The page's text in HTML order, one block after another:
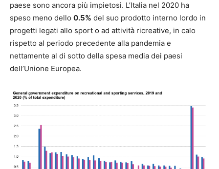
paese sono ancora più impietosi. L’Italia nel 2020 ha
speso meno dello 0.5% del suo prodotto interno lordo in
progetti legati allo sport o ad attività ricreative, in calo
rispetto al periodo precedente alla pandemia e
nettamente al di sotto della spesa media dei paesi
dell’Unione Europea.